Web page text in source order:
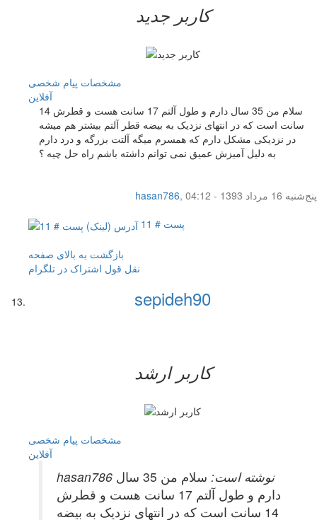
کاربر جدید
مشخصات پیام شخصی
آفلاين
سلام من 35 سال دارم و طول آلتم 17 سانت هست و قطرش 14
سانت است که در انتهای نزدیک به بیضه قطر آلتم بیشتر هم میشه
در نزدیکی مشکل دارم که همسرم میگه آلتت بزرگه و درد دارم
به دلیل آمیزش عمیق نمی توانم داشته باشم راه حل چیه ؟
hasan786,
پنج‌شنبه 16 مرداد 1393 - 04:12
پست # 11
بازگشت به بالای صفحه
نقل قول اشتراک در تلگرام
sepideh90
کاربر ارشد
مشخصات پیام شخصی
آفلاين
hasan786 نوشته است:
سلام من 35 سال
دارم و طول آلتم 17 سانت هست و قطرش
14 سانت است که در انتهای نزدیک به بیضه